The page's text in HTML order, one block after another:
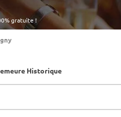
gratuite !
Historique